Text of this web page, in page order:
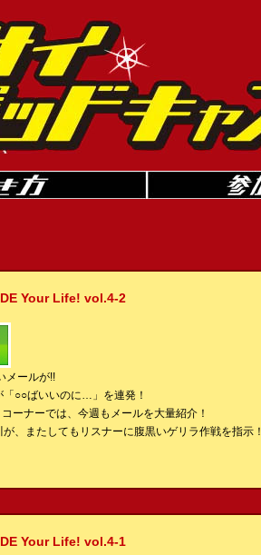
Your Life! vol.4-2
メールが!!
○○ばいいのに…」を連発！
ーナーでは、今週もメールを大量紹介！
、またしてもリスナーに腹黒いゲリラ作戦を指示！
Your Life! vol.4-1